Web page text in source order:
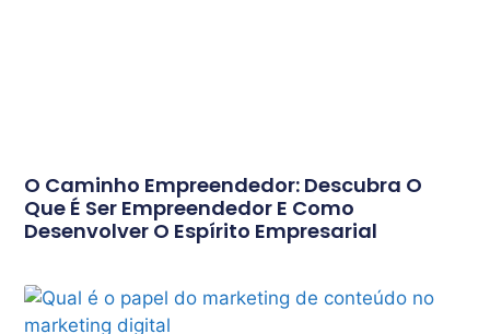
O Caminho Empreendedor: Descubra O
Que É Ser Empreendedor E Como
Desenvolver O Espírito Empresarial